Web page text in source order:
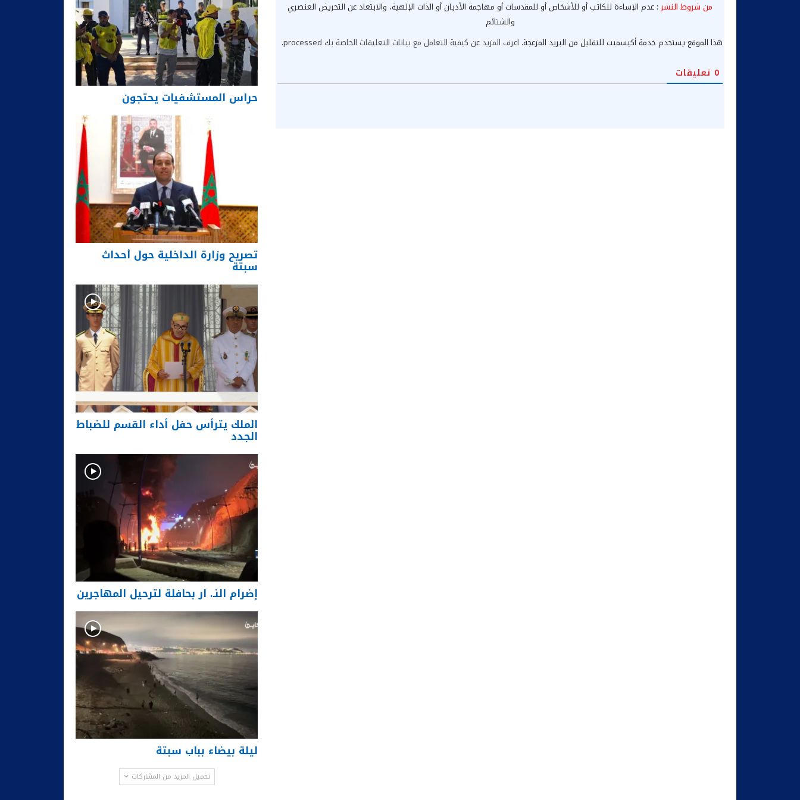
من شروط النشر: عدم الإساءة للكاتب أو للأشخاص أو للمقدسات أو مهاجمة الأديان أو الذات الإلهية، والابتعاد عن التحريض العنصري
والشتائم
هذا الموقع يستخدم خدمة أكيسميت للتقليل من البريد المزعجة. اعرف المزيد عن كيفية التعامل مع بيانات التعليقات الخاصة بك processed .
0 تعليقات
حراس المستشفيات يحتجون
تصريح وزارة الداخلية حول أحداث
سبتة
الملك يترأس حفل أداء القسم للضباط
الجدد
إضرام النـ. ار بحافلة لترحيل المهاجرين
ليلة بيضاء بباب سبتة
تحميل المزيد من المشاركات